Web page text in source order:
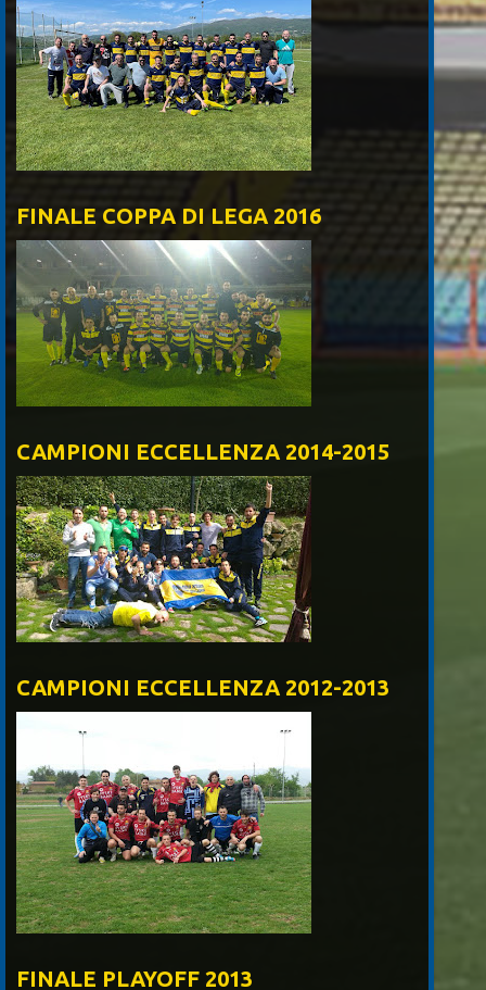
FINALE COPPA DI LEGA 2016
CAMPIONI ECCELLENZA 2014-2015
CAMPIONI ECCELLENZA 2012-2013
FINALE PLAYOFF 2013